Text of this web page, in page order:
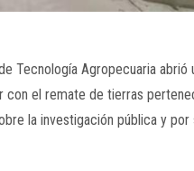
Tecnología Agropecuaria abrió
con el remate de tierras
la investigación pública y por